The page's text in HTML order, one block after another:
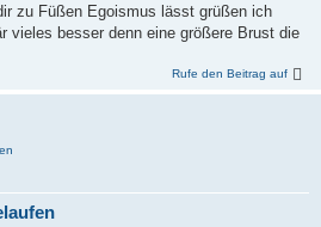
zu Füßen Egoismus lässt grüßen ich
vieles besser denn eine größere Brust die
Rufe den Beitrag auf